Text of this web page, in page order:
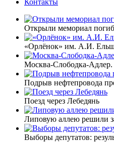
Контакты
Открыли мемориал
«Орлёнок» им. А.И.
Москва-Слободка-
Подрыв нефтепровода
Поезд через Лебедянь
Липовую аллею решили
Выборы депутатов: